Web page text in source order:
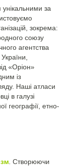
за
зокрема:
союзу
агентства
«Оріон»
із
Наші атласи
в галузі
географії, етно-
. Створюючи